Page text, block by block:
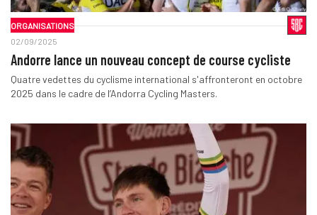
ORGANISATIONS
02/09/2025
Andorre lance un nouveau concept de course cycliste
Quatre vedettes du cyclisme international s'affronteront en octobre
2025 dans le cadre de l’Andorra Cycling Masters.